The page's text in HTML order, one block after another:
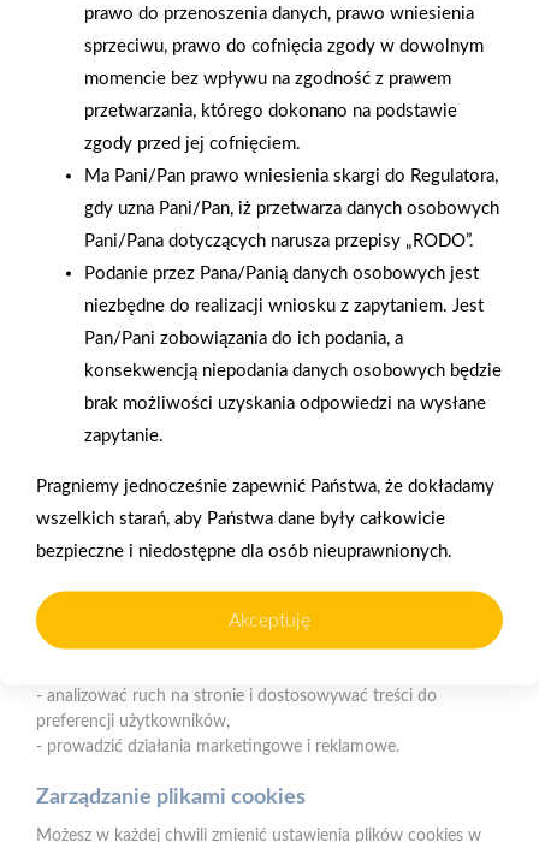
Otwarcie sklepu PSB
Mrówka w Wyrzysku
naszych produktów
Zakupy w systemie
ratalnym
telefoniczne
na terenie całej Polski
ul. Św. Ducha 12, 88-320 Strzelno (parking, plac składowy,
magazyn - wjazd od ul. Michelsona 19)
E-mail:biuro@psbstrzelno.pl
prawo do przenoszenia danych, prawo wniesienia
sprzeciwu, prawo do cofnięcia zgody w dowolnym
momencie bez wpływu na zgodność z prawem
przetwarzania, którego dokonano na podstawie
zgody przed jej cofnięciem.
Ma Pani/Pan prawo wniesienia skargi do Regulatora,
gdy uzna Pani/Pan, iż przetwarza danych osobowych
Pani/Pana dotyczących narusza przepisy „RODO”.
Podanie przez Pana/Panią danych osobowych jest
niezbędne do realizacji wniosku z zapytaniem. Jest
Pan/Pani zobowiązania do ich podania, a
konsekwencją niepodania danych osobowych będzie
brak możliwości uzyskania odpowiedzi na wysłane
zapytanie.
Pragniemy jednocześnie zapewnić Państwa, że dokładamy
wszelkich starań, aby Państwa dane były całkowicie
bezpieczne i niedostępne dla osób nieuprawnionych.
Akceptuję
Polityka plików cookies
Nasz serwis internetowy wykorzystuje pliki cookies w celu
zapewnienia prawidłowego działania strony, poprawy komfortu
użytkowania oraz analizy ruchu na stronie.
Czym są pliki cookies?
użytkownika (komputerze, tablecie, smartfonie) podczas
odczytywane przez nasz system oraz systemy zaufanych
partnerów, np. dostawców narzędzi analitycznych.
Do czego wykorzystujemy pliki cookies?
Pliki cookies pomagają nam:
- analizować ruch na stronie i dostosowywać treści do
preferencji użytkowników,
- prowadzić działania marketingowe i reklamowe.
Zarządzanie plikami cookies
Możesz w każdej chwili zmienić ustawienia plików cookies w